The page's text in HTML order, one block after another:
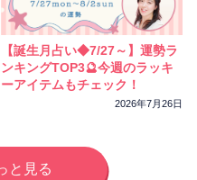
【誕生月占い◆7/27～】運勢ラ
ンキングTOP3🔮今週のラッキ
ーアイテムもチェック！
2026年7月26日
と見る